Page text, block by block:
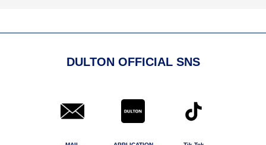
DULTON OFFICIAL SNS